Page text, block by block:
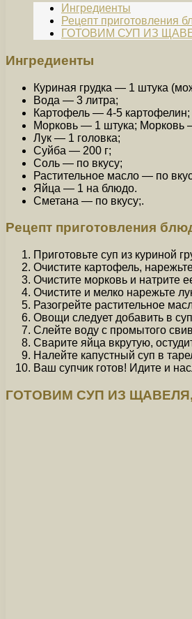
Ингредиенты
Рецепт приготовления
ГОТОВИМ СУП ИЗ
Ингредиенты
Куриная грудка — 1 штука
Вода — 3 литра;
Картофель — 4-5 картофелин;
Морковь — 1 штука; Морковь
Лук — 1 головка;
Суйба — 200 г;
Соль — по вкусу;
Растительное масло — по
Яйца — 1 на блюдо.
Сметана — по вкусу;.
Рецепт приготовления
Приготовьте суп из куриной
Очистите картофель,
Очистите морковь и натрите
Очистите и мелко нарежьте
Разогрейте растительное
Овощи следует добавить в
Слейте воду с промытого
Сварите яйца вкрутую,
Налейте капустный суп в
Ваш супчик готов! Идите и
ГОТОВИМ СУП ИЗ